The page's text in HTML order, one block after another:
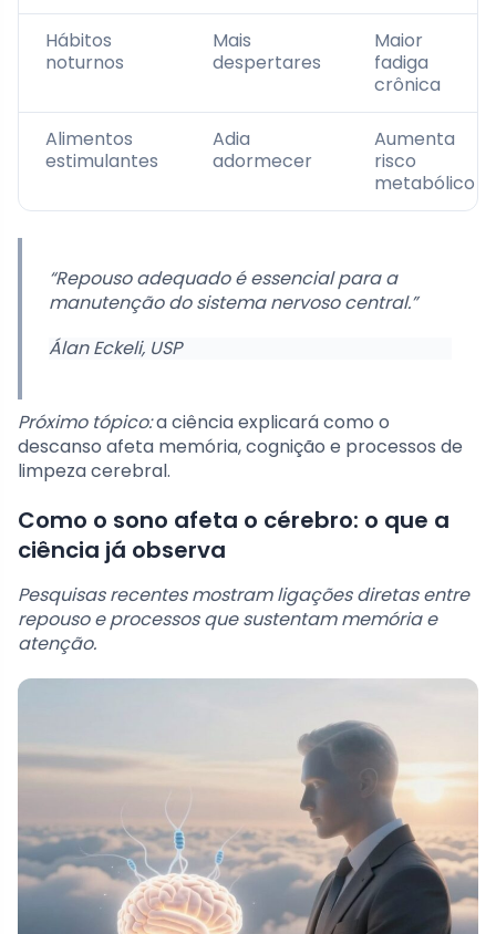
Hábitos
noturnos
Mais
despertares
Maior
fadiga
crônica
Alimentos
estimulantes
Adia
adormecer
Aumenta
risco
metabólico
“Repouso adequado é essencial para a
manutenção do sistema nervoso central.”
Álan Eckeli, USP
Próximo tópico:a ciência explicará como o
descanso afeta memória, cognição e processos de
limpeza cerebral.
Como o sono afeta o cérebro: o que a
ciência já observa
Pesquisas recentes mostram ligações diretas entre
repouso e processos que sustentam memória e
atenção.